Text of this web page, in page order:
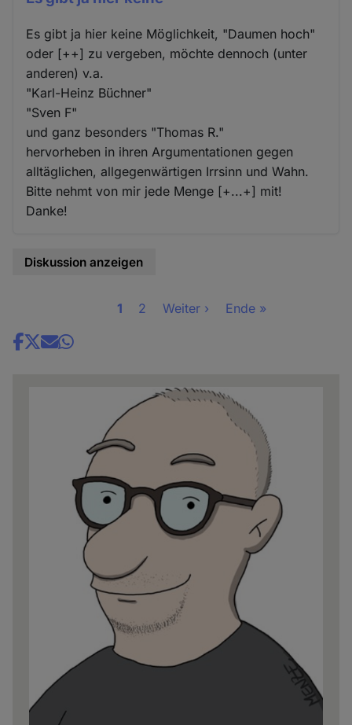
Es gibt ja hier keine Möglichkeit, "Daumen hoch"
oder [++] zu vergeben, möchte dennoch (unter
anderen) v.a.
"Karl-Heinz Büchner"
"Sven F"
und ganz besonders "Thomas R."
hervorheben in ihren Argumentationen gegen
alltäglichen, allgegenwärtigen Irrsinn und Wahn.
Bitte nehmt von mir jede Menge [+...+] mit!
Danke!
Diskussion anzeigen
Seite
1 Seite
2
Nächste
Weiter ›
Letzte
Ende »
Share